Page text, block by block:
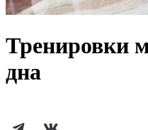
Тренировки
дна